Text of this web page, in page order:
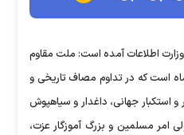
وزارت اطلاعات آمده است: ملت مقاوم
ایران اسلامی، بیش از ۴ ماه است که در تداوم مصاف تاریخی و
استکبار جهانی، داغدار و سیاهپوش
امر مسلمین و بزرگ آموزگار عزت،